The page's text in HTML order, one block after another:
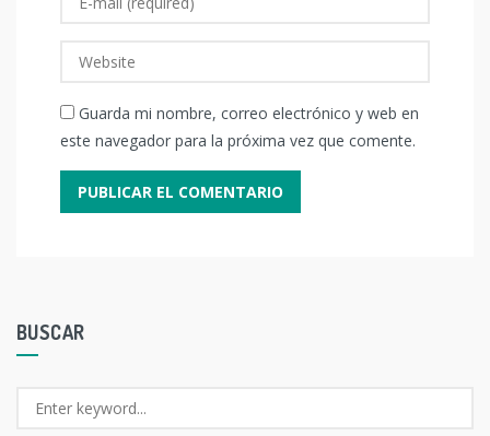
Guarda mi nombre, correo electrónico y web en
este navegador para la próxima vez que comente.
BUSCAR